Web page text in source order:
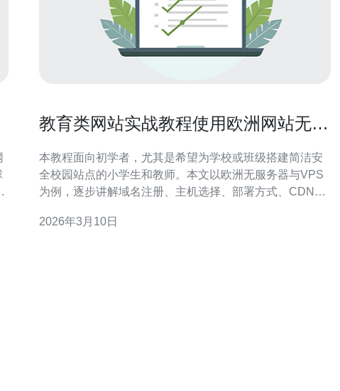
教育类网站实战教程使用欧洲网站无服
本教程面向初学者，尤其是希望为学校或班级搭建简洁安
全校园站点的小学生和教师。本文以欧洲无服务器与VPS
为例，逐步讲解域名注册、主机选择、部署方式、CDN加
速上线使用。 为什么选择欧洲无服务器或VPS？对于教育
2026年3月10日